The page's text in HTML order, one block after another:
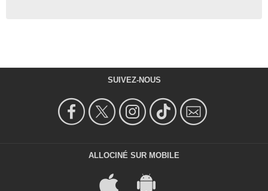
SUIVEZ-NOUS
ALLOCINÉ SUR MOBILE